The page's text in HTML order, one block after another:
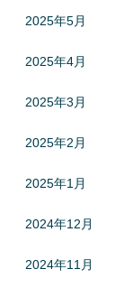
2025年5月
2025年4月
2025年3月
2025年2月
2025年1月
2024年12月
2024年11月